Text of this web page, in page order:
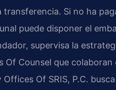
transferencia. Si no ha
puede disponer el
supervisa la
Of Counsel que
Offices Of SRIS, P.C.